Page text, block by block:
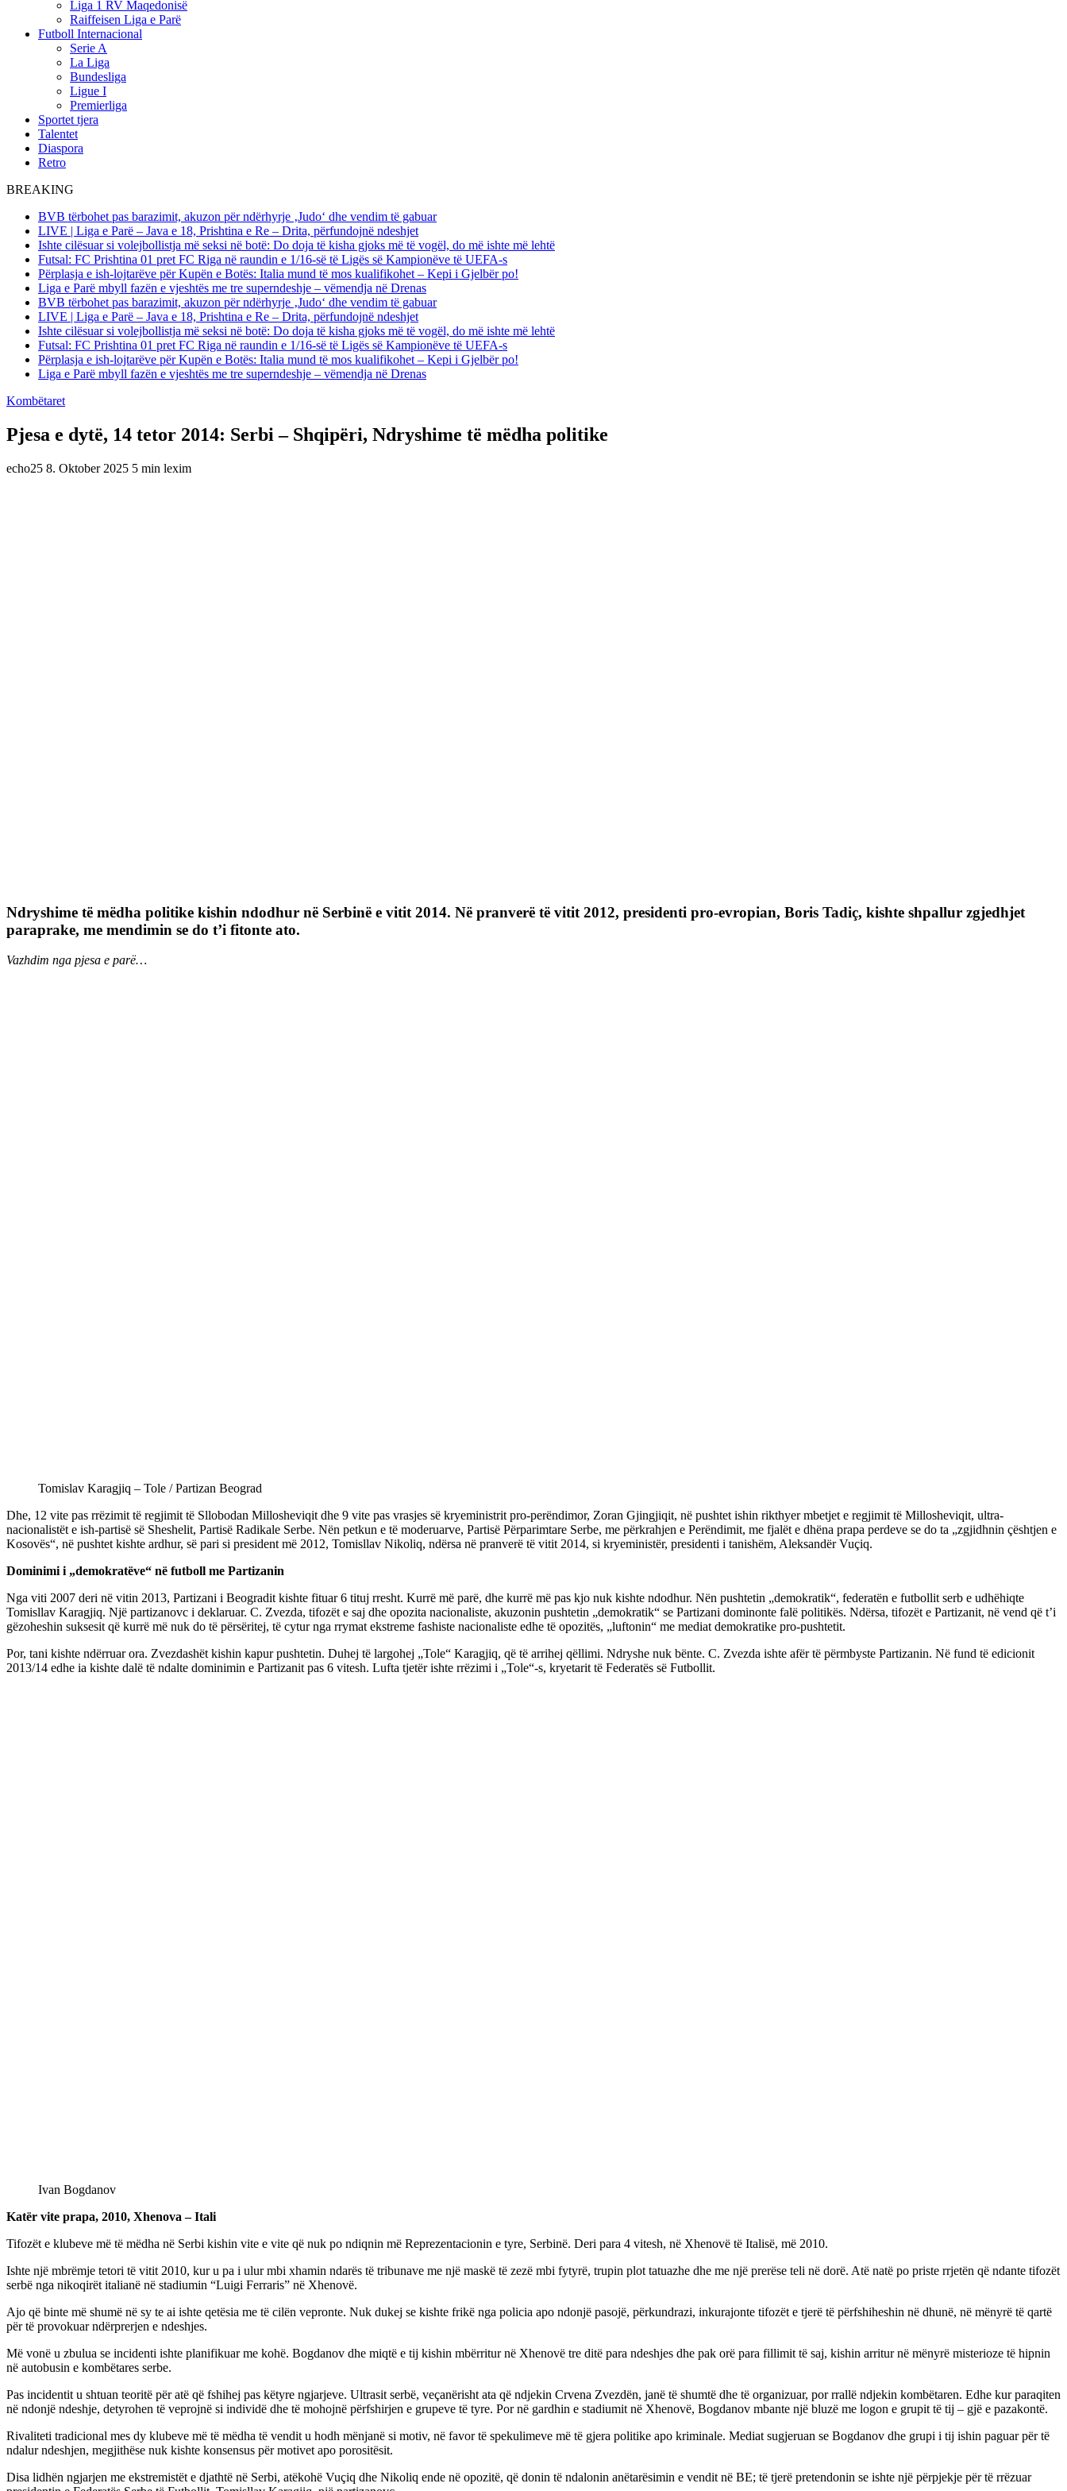
Liga 1 RV Maqedonisë
Raiffeisen Liga e Parë
Futboll Internacional
Serie A
La Liga
Bundesliga
Ligue I
Premierliga
Sportet tjera
Talentet
Diaspora
Retro
BREAKING
BVB tërbohet pas barazimit, akuzon për ndërhyrje ‚Judo‘ dhe vendim të gabuar
LIVE | Liga e Parë – Java e 18, Prishtina e Re – Drita, përfundojnë ndeshjet
Ishte cilësuar si volejbollistja më seksi në botë: Do doja të kisha gjoks më të vogël, do më ishte më lehtë
Futsal: FC Prishtina 01 pret FC Riga në raundin e 1/16-së të Ligës së Kampionëve të UEFA-s
Përplasja e ish-lojtarëve për Kupën e Botës: Italia mund të mos kualifikohet – Kepi i Gjelbër po!
Liga e Parë mbyll fazën e vjeshtës me tre superndeshje – vëmendja në Drenas
BVB tërbohet pas barazimit, akuzon për ndërhyrje ‚Judo‘ dhe vendim të gabuar
LIVE | Liga e Parë – Java e 18, Prishtina e Re – Drita, përfundojnë ndeshjet
Ishte cilësuar si volejbollistja më seksi në botë: Do doja të kisha gjoks më të vogël, do më ishte më lehtë
Futsal: FC Prishtina 01 pret FC Riga në raundin e 1/16-së të Ligës së Kampionëve të UEFA-s
Përplasja e ish-lojtarëve për Kupën e Botës: Italia mund të mos kualifikohet – Kepi i Gjelbër po!
Liga e Parë mbyll fazën e vjeshtës me tre superndeshje – vëmendja në Drenas
Kombëtaret
Pjesa e dytë, 14 tetor 2014: Serbi – Shqipëri, Ndryshime të mëdha politike
echo25 8. Oktober 2025 5 min lexim
Ndryshime të mëdha politike kishin ndodhur në Serbinë e vitit 2014. Në pranverë të vitit 2012, presidenti pro-evropian, Boris Tadiç, kishte shpallur zgjedhjet
paraprake, me mendimin se do t’i fitonte ato.
Vazhdim nga pjesa e parë…
Tomislav Karagjiq – Tole / Partizan Beograd
Dhe, 12 vite pas rrëzimit të regjimit të Sllobodan Millosheviqit dhe 9 vite pas vrasjes së kryeministrit pro-perëndimor, Zoran Gjingjiqit, në pushtet ishin rikthyer mbetjet e regjimit të Millosheviqit, ultra-
nacionalistët e ish-partisë së Sheshelit, Partisë Radikale Serbe. Nën petkun e të moderuarve, Partisë Përparimtare Serbe, me përkrahjen e Perëndimit, me fjalët e dhëna prapa perdeve se do ta „zgjidhnin çështjen e
Kosovës“, në pushtet kishte ardhur, së pari si president më 2012, Tomisllav Nikoliq, ndërsa në pranverë të vitit 2014, si kryeministër, presidenti i tanishëm, Aleksandër Vuçiq.
Dominimi i „demokratëve“ në futboll me Partizanin
Nga viti 2007 deri në vitin 2013, Partizani i Beogradit kishte fituar 6 tituj rresht. Kurrë më parë, dhe kurrë më pas kjo nuk kishte ndodhur. Nën pushtetin „demokratik“, federatën e futbollit serb e udhëhiqte
Tomisllav Karagjiq. Një partizanovc i deklaruar. C. Zvezda, tifozët e saj dhe opozita nacionaliste, akuzonin pushtetin „demokratik“ se Partizani dominonte falë politikës. Ndërsa, tifozët e Partizanit, në vend që t’i
gëzoheshin suksesit që kurrë më nuk do të përsëritej, të cytur nga rrymat ekstreme fashiste nacionaliste edhe të opozitës, „luftonin“ me mediat demokratike pro-pushtetit.
Por, tani kishte ndërruar ora. Zvezdashët kishin kapur pushtetin. Duhej të largohej „Tole“ Karagjiq, që të arrihej qëllimi. Ndryshe nuk bënte. C. Zvezda ishte afër të përmbyste Partizanin. Në fund të edicionit
2013/14 edhe ia kishte dalë të ndalte dominimin e Partizanit pas 6 vitesh. Lufta tjetër ishte rrëzimi i „Tole“-s, kryetarit të Federatës së Futbollit.
Ivan Bogdanov
Katër vite prapa, 2010, Xhenova – Itali
Tifozët e klubeve më të mëdha në Serbi kishin vite e vite që nuk po ndiqnin më Reprezentacionin e tyre, Serbinë. Deri para 4 vitesh, në Xhenovë të Italisë, më 2010.
Ishte një mbrëmje tetori të vitit 2010, kur u pa i ulur mbi xhamin ndarës të tribunave me një maskë të zezë mbi fytyrë, trupin plot tatuazhe dhe me një prerëse teli në dorë. Atë natë po priste rrjetën që ndante tifozët
serbë nga nikoqirët italianë në stadiumin “Luigi Ferraris” në Xhenovë.
Ajo që binte më shumë në sy te ai ishte qetësia me të cilën vepronte. Nuk dukej se kishte frikë nga policia apo ndonjë pasojë, përkundrazi, inkurajonte tifozët e tjerë të përfshiheshin në dhunë, në mënyrë të qartë
për të provokuar ndërprerjen e ndeshjes.
Më vonë u zbulua se incidenti ishte planifikuar me kohë. Bogdanov dhe miqtë e tij kishin mbërritur në Xhenovë tre ditë para ndeshjes dhe pak orë para fillimit të saj, kishin arritur në mënyrë misterioze të hipnin
në autobusin e kombëtares serbe.
Pas incidentit u shtuan teoritë për atë që fshihej pas këtyre ngjarjeve. Ultrasit serbë, veçanërisht ata që ndjekin Crvena Zvezdën, janë të shumtë dhe të organizuar, por rrallë ndjekin kombëtaren. Edhe kur paraqiten
në ndonjë ndeshje, detyrohen të veprojnë si individë dhe të mohojnë përfshirjen e grupeve të tyre. Por në gardhin e stadiumit në Xhenovë, Bogdanov mbante një bluzë me logon e grupit të tij – gjë e pazakontë.
Rivaliteti tradicional mes dy klubeve më të mëdha të vendit u hodh mënjanë si motiv, në favor të spekulimeve më të gjera politike apo kriminale. Mediat sugjeruan se Bogdanov dhe grupi i tij ishin paguar për të
ndalur ndeshjen, megjithëse nuk kishte konsensus për motivet apo porositësit.
Disa lidhën ngjarjen me ekstremistët e djathtë në Serbi, atëkohë Vuçiq dhe Nikoliq ende në opozitë, që donin të ndalonin anëtarësimin e vendit në BE; të tjerë pretendonin se ishte një përpjekje për të rrëzuar